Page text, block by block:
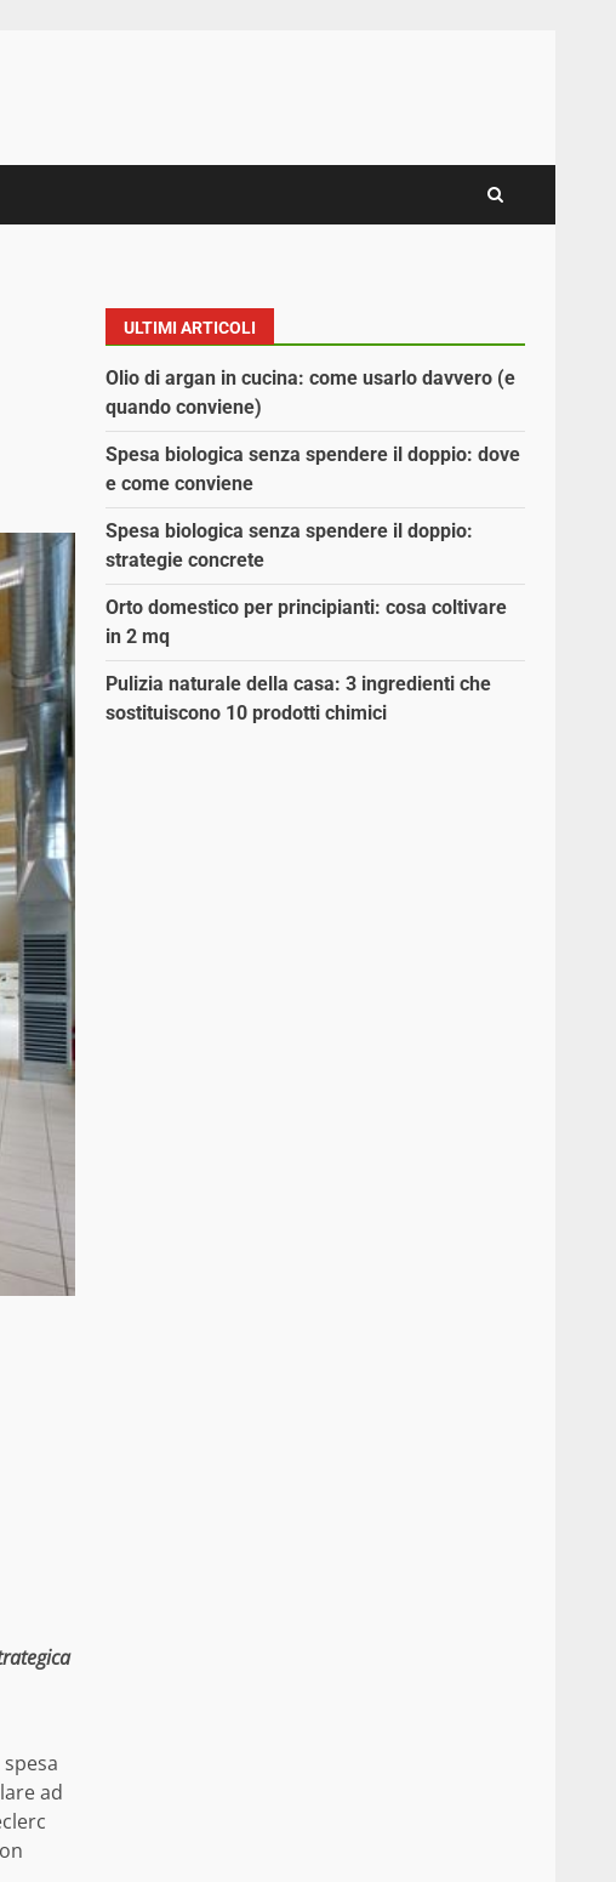
ad
ULTIMI ARTICOLI
Olio di argan in cucina: come usarlo davvero (e
quando conviene)
Spesa biologica senza spendere il doppio: dove
e come conviene
Spesa biologica senza spendere il doppio:
strategie concrete
Orto domestico per principianti: cosa coltivare
in 2 mq
Pulizia naturale della casa: 3 ingredienti che
sostituiscono 10 prodotti chimici